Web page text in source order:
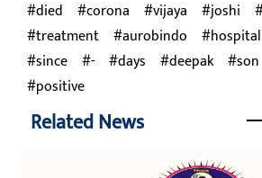
died
corona vijaya joshi
treatment
aurobindo hospital
since
- days deepak son
positive
Related News